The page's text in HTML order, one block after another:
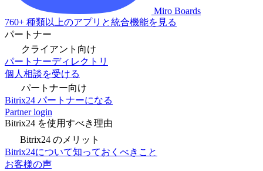
Miro Boards
760+ 種類以上のアプリと統合機能を見る
パートナー
クライアント向け
パートナーディレクトリ
個人相談を受ける
パートナー向け
Bitrix24 パートナーになる
Partner login
Bitrix24 を使用すべき理由
Bitrix24 のメリット
Bitrix24について知っておくべきこと
お客様の声